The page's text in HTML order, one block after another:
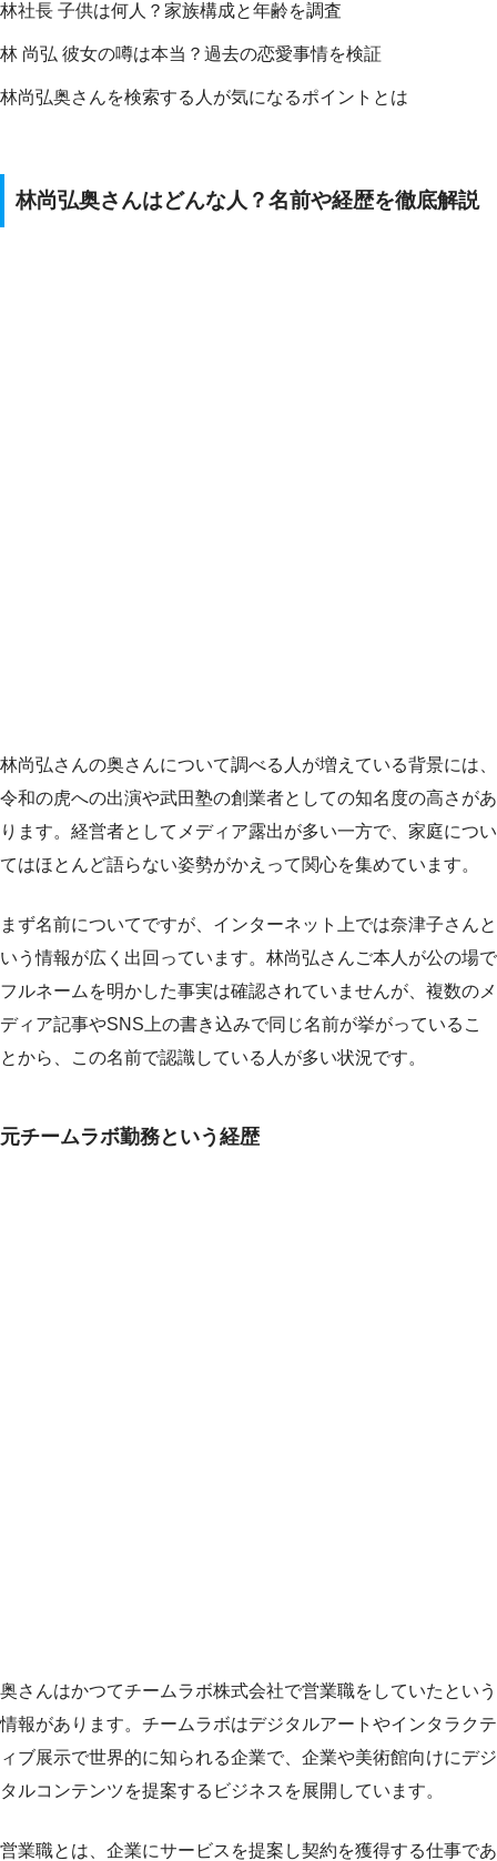
林社長 子供は何人？家族構成と年齢を調査
林 尚弘 彼女の噂は本当？過去の恋愛事情を検証
林尚弘奥さんを検索する人が気になるポイントとは
林尚弘奥さんはどんな人？名前や経歴を徹底解説
林尚弘さんの奥さんについて調べる人が増えている背景には、
令和の虎への出演や武田塾の創業者としての知名度の高さがあ
ります。経営者としてメディア露出が多い一方で、家庭につい
てはほとんど語らない姿勢がかえって関心を集めています。
まず名前についてですが、インターネット上では奈津子さんと
いう情報が広く出回っています。林尚弘さんご本人が公の場で
フルネームを明かした事実は確認されていませんが、複数のメ
ディア記事やSNS上の書き込みで同じ名前が挙がっているこ
とから、この名前で認識している人が多い状況です。
元チームラボ勤務という経歴
奥さんはかつてチームラボ株式会社で営業職をしていたという
情報があります。チームラボはデジタルアートやインタラクテ
ィブ展示で世界的に知られる企業で、企業や美術館向けにデジ
タルコンテンツを提案するビジネスを展開しています。
営業職とは、企業にサービスを提案し契約を獲得する仕事であ